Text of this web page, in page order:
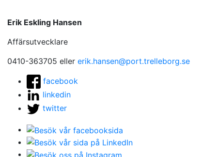
Erik Eskling Hansen
Affärsutvecklare
0410-363705 eller erik.hansen@port.trelleborg.se
facebook
linkedin
twitter